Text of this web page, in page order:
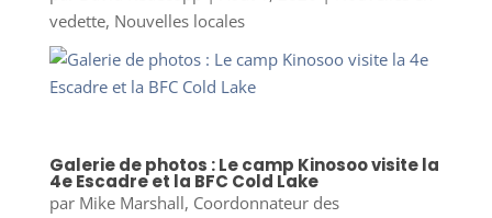
vedette, Nouvelles locales
Galerie de photos : Le camp Kinosoo visite la
4e Escadre et la BFC Cold Lake
par Mike Marshall, Coordonnateur des